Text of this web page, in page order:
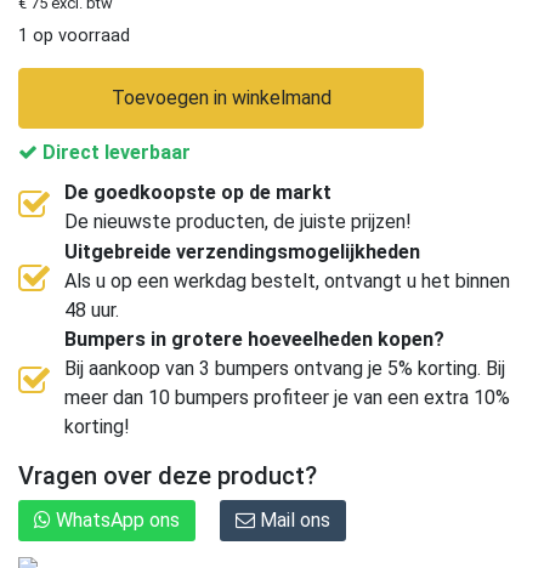
1 op voorraad
Toevoegen in winkelmand
Direct leverbaar
De goedkoopste op de markt
De nieuwste producten, de juiste prijzen!
Uitgebreide verzendingsmogelijkheden
Als u op een werkdag bestelt, ontvangt u het binnen
48 uur.
Bumpers in grotere hoeveelheden kopen?
Bij aankoop van 3 bumpers ontvang je 5% korting. Bij
meer dan 10 bumpers profiteer je van een extra 10%
korting!
Vragen over deze product?
WhatsApp ons Mail ons